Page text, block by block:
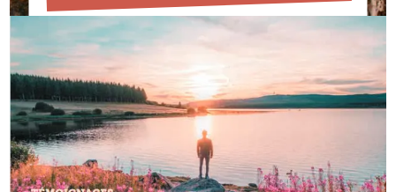
EN SAVOIR PLUS